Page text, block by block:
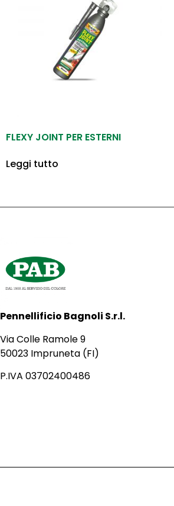
FLEXY JOINT PER ESTERNI
Leggi tutto
Pennellificio Bagnoli S.r.l.
Via Colle Ramole 9
50023 Impruneta (FI)
P.IVA 03702400486